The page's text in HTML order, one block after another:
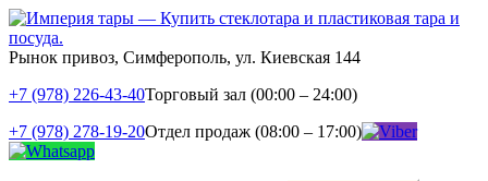
Рынок привоз, Симферополь, ул. Киевская 144
+7 (978) 226-43-40Торговый зал (00:00 – 24:00)
+7 (978) 278-19-20Отдел продаж (08:00 – 17:00)